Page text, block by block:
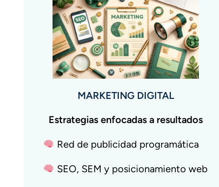
MARKETING DIGITAL
Estrategias enfocadas a resultados
Red de publicidad programática
SEO, SEM y posicionamiento web